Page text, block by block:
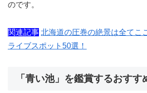
のです。
関連記事 北海道の圧巻の絶景は全てこ
ライブスポット50選！
「青い池」を鑑賞するおすす